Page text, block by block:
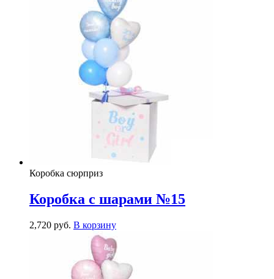
Коробка сюрприз
Коробка с шарами №15
2,720 руб. В корзину